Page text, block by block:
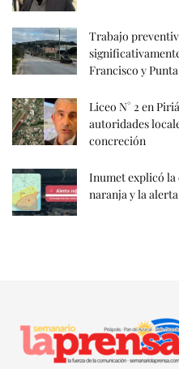
Trabajo
Francisco y
Liceo N° 2 en
autoridades
concreción
Inumet explicó
naranja y la